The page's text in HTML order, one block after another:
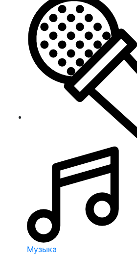
Музыка